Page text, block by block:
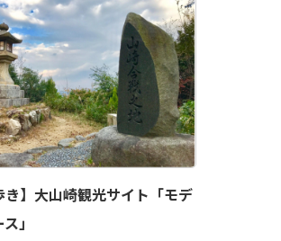
き】大山崎観光サイト「モデ
」